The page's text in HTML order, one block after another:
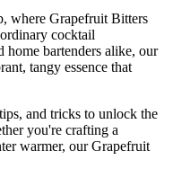
where Grapefruit Bitters
cocktail
home bartenders alike, our
tangy essence that
and tricks to unlock the
you're crafting a
warmer, our Grapefruit